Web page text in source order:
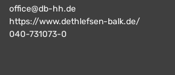
office@db-hh.de
https://www.dethlefsen-balk.de/
040-731073-0